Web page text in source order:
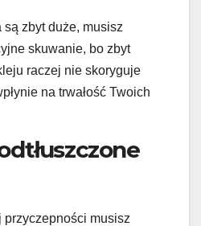
zbyt duże, musisz
skuwanie, bo zbyt
raczej nie skoryguje
na trwałość Twoich
przyczepności musisz